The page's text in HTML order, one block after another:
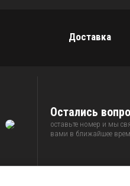
Доставка
Остались
оставьте номер и мы
вами в ближайшее